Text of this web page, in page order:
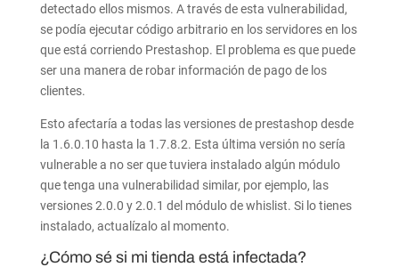
detectado ellos mismos. A través de esta vulnerabilidad,
se podía ejecutar código arbitrario en los servidores en los
que está corriendo Prestashop. El problema es que puede
ser una manera de robar información de pago de los
clientes.
Esto afectaría a todas las versiones de prestashop desde
la 1.6.0.10 hasta la 1.7.8.2. Esta última versión no sería
vulnerable a no ser que tuviera instalado algún módulo
que tenga una vulnerabilidad similar, por ejemplo, las
versiones 2.0.0 y 2.0.1 del módulo de whislist. Si lo tienes
instalado, actualízalo al momento.
¿Cómo sé si mi tienda está infectada?